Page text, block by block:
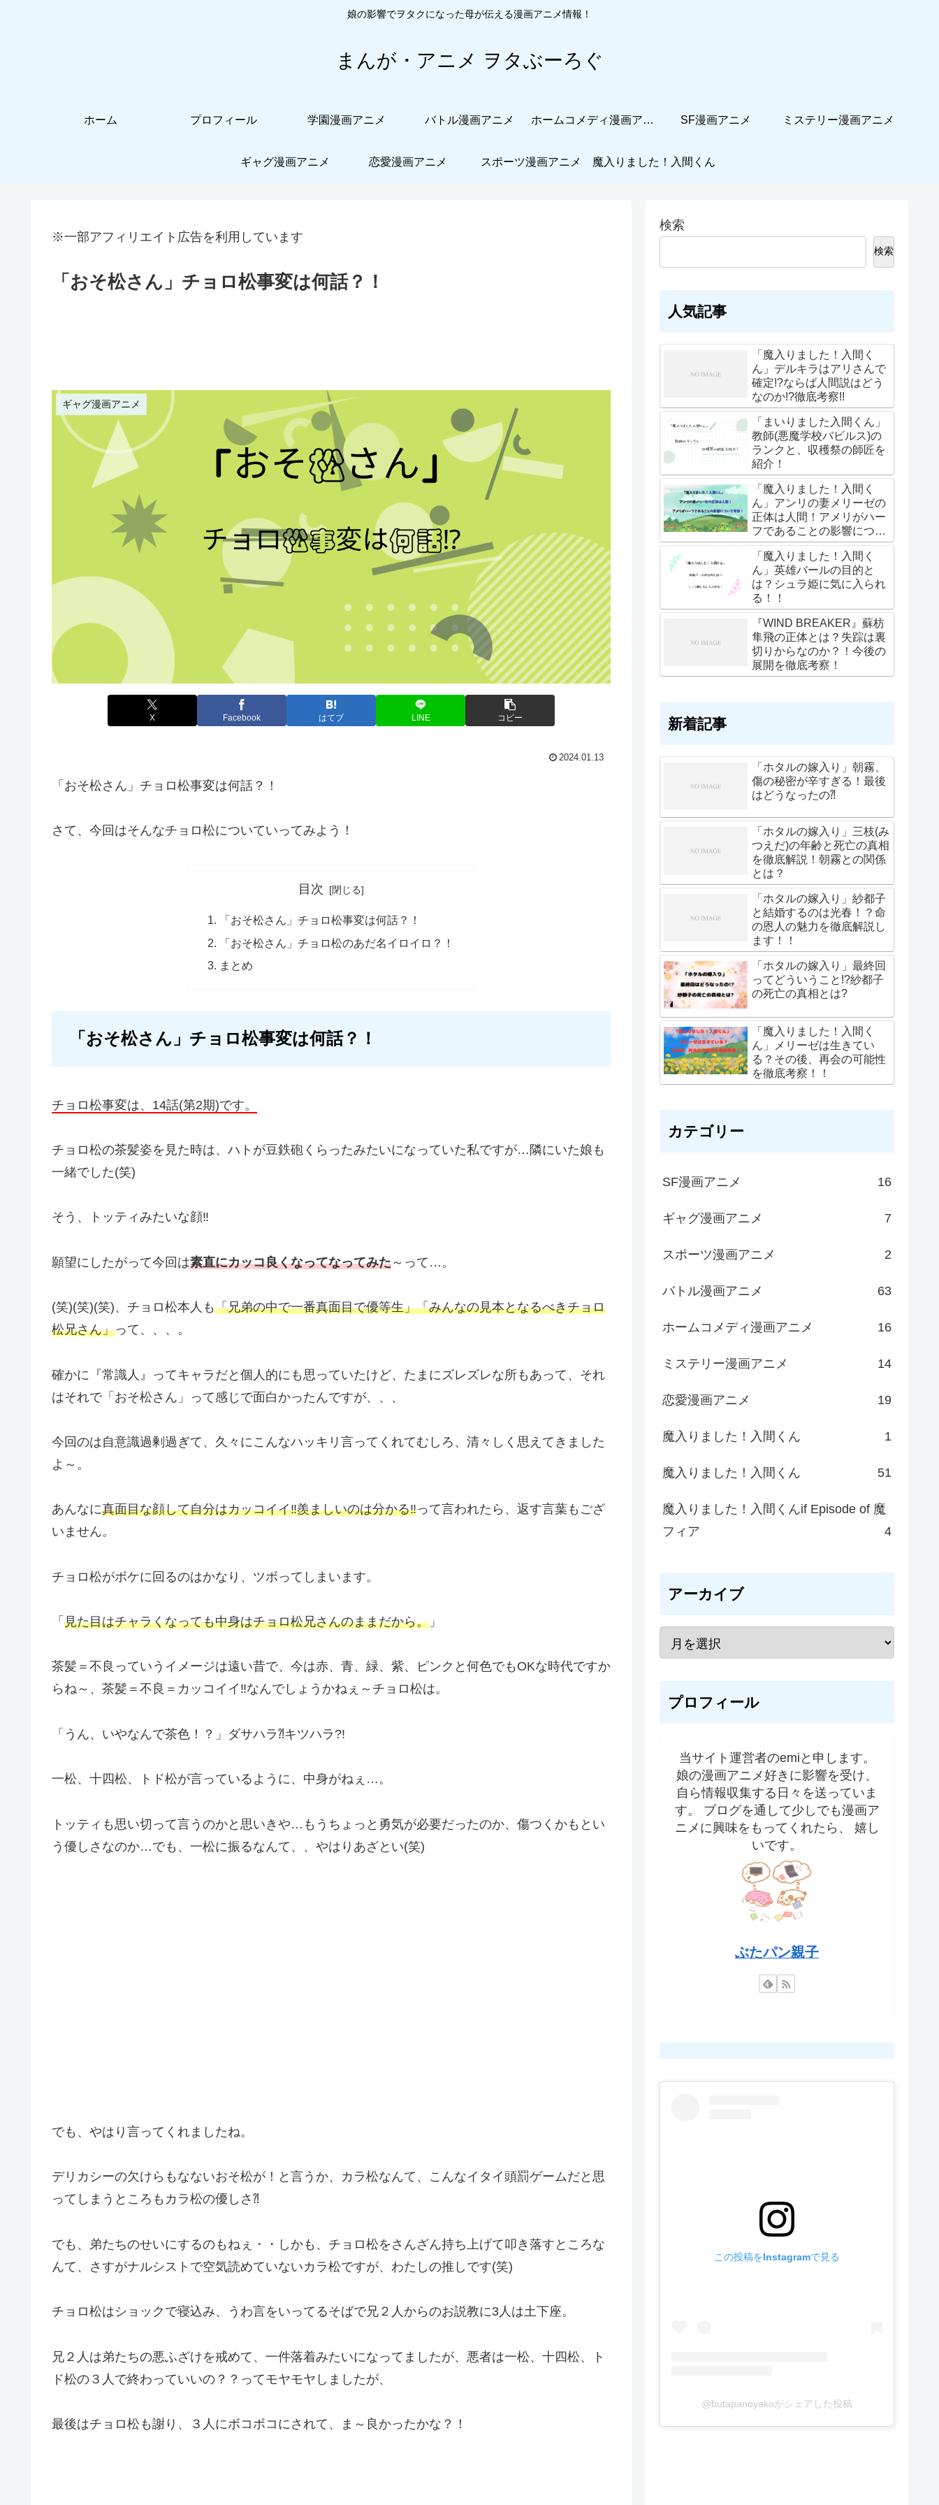
娘の影響でヲタクになった母が伝える漫画アニメ情報！
まんが・アニメ ヲタぶーろぐ
ホーム プロフィール 学園漫画アニメ バトル漫画アニメ ホームコメディ漫画アニメ SF漫画アニメ ミステリー漫画アニメ
ギャグ漫画アニメ 恋愛漫画アニメ スポーツ漫画アニメ 魔入りました！入間くん
※一部アフィリエイト広告を利用しています
「おそ松さん」チョロ松事変は何話？！
ギャグ漫画アニメ
X Facebook はてブ LINE コピー
2024.01.13
「おそ松さん」チョロ松事変は何話？！
さて、今回はそんなチョロ松についていってみよう！
目次
「おそ松さん」チョロ松事変は何話？！
「おそ松さん」チョロ松のあだ名イロイロ？！
まとめ
「おそ松さん」チョロ松事変は何話？！
チョロ松事変は、14話(第2期)です。
チョロ松の茶髪姿を見た時は、ハトが豆鉄砲くらったみたいになっていた私ですが…隣にいた娘も
一緒でした(笑)
そう、トッティみたいな顔‼
願望にしたがって今回は素直にカッコ良くなってなってみた～って…。
(笑)(笑)(笑)、チョロ松本人も「兄弟の中で一番真面目で優等生」「みんなの見本となるべきチョロ
松兄さん」って、、、。
確かに『常識人』ってキャラだと個人的にも思っていたけど、たまにズレズレな所もあって、それ
はそれで「おそ松さん」って感じで面白かったんですが、、、
今回のは自意識過剰過ぎて、久々にこんなハッキリ言ってくれてむしろ、清々しく思えてきました
よ～。
あんなに真面目な顔して自分はカッコイイ‼羨ましいのは分かる‼って言われたら、返す言葉もござ
いません。
チョロ松がボケに回るのはかなり、ツボってしまいます。
「 見た目はチャラくなっても中身はチョロ松兄さんのままだから。 」
茶髪＝不良っていうイメージは遠い昔で、今は赤、青、緑、紫、ピンクと何色でもOKな時代ですか
らね～、茶髪＝不良＝カッコイイ‼なんでしょうかねぇ～チョロ松は。
「うん、いやなんで茶色！？」ダサハラ⁈キツハラ?!
一松、十四松、トド松が言っているように、中身がねぇ…。
トッティも思い切って言うのかと思いきや…もうちょっと勇気が必要だったのか、傷つくかもとい
う優しさなのか…でも、一松に振るなんて、、やはりあざとい(笑)
でも、やはり言ってくれましたね。
デリカシーの欠けらもなないおそ松が！と言うか、カラ松なんて、こんなイタイ頭罰ゲームだと思
ってしまうところもカラ松の優しさ⁈
でも、弟たちのせいにするのもねぇ・・しかも、チョロ松をさんざん持ち上げて叩き落すところな
んて、さすがナルシストで空気読めていないカラ松ですが、わたしの推しです(笑)
チョロ松はショックで寝込み、うわ言をいってるそばで兄２人からのお説教に3人は土下座。
兄２人は弟たちの悪ふざけを戒めて、一件落着みたいになってましたが、悪者は一松、十四松、ト
ド松の３人で終わっていいの？？ってモヤモヤしましたが、
最後はチョロ松も謝り、３人にボコボコにされて、ま～良かったかな？！
検索
検索
人気記事
「魔入りました！入間く
ん」デルキラはアリさんで
確定!?ならば人間説はどう
なのか!?徹底考察!!
「まいりました入間くん」
教師(悪魔学校バビルス)の
ランクと、収穫祭の師匠を
紹介！
「魔入りました！入間く
ん」アンリの妻メリーゼの
正体は人間！アメリがハー
フであることの影響につい
て考察！
「魔入りました！入間く
ん」英雄バールの目的と
は？シュラ姫に気に入られ
る！！
『WIND BREAKER』蘇枋
隼飛の正体とは？失踪は裏
切りからなのか？！今後の
展開を徹底考察！
新着記事
「ホタルの嫁入り」朝霧、
傷の秘密が辛すぎる！最後
はどうなったの⁈
「ホタルの嫁入り」三枝(み
つえだ)の年齢と死亡の真相
を徹底解説！朝霧との関係
とは？
「ホタルの嫁入り」紗都子
と結婚するのは光春！？命
の恩人の魅力を徹底解説し
ます！！
「ホタルの嫁入り」最終回
ってどういうこと!?紗都子
の死亡の真相とは?
「魔入りました！入間く
ん」メリーゼは生きてい
る？その後、再会の可能性
を徹底考察！！
カテゴリー
SF漫画アニメ 16
ギャグ漫画アニメ 7
スポーツ漫画アニメ 2
バトル漫画アニメ 63
ホームコメディ漫画アニメ 16
ミステリー漫画アニメ 14
恋愛漫画アニメ 19
魔入りました！入間くん 1
魔入りました！入間くん 51
魔入りました！入間くんif Episode of 魔
フィア
4
アーカイブ
プロフィール
当サイト運営者のemiと申します。
娘の漫画アニメ好きに影響を受け、
自ら情報収集する日々を送っていま
す。 ブログを通して少しでも漫画ア
ニメに興味をもってくれたら、 嬉し
いです。
ぶたパン親子
この投稿をInstagramで見る
@butapanoyakoがシェアした投稿